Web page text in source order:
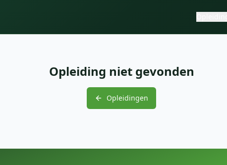
Opleiding niet gevonden
Opleidingen